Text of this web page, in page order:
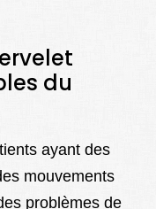
du
ayant des
mouvements
problèmes de